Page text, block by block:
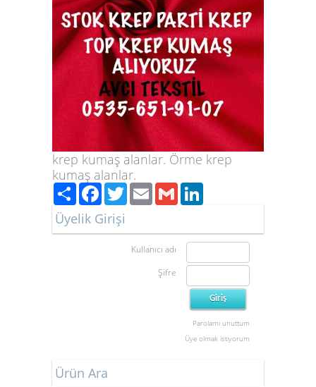
krep kumaş alanlar. Örme krep
kumaş alanlar.
PaylaşFacebook
TwitterEmailGmail
Üyelik Girişi
Kullanıcı adı
Şifre
Parolamı unuttum
Üye olmak istiyorum
Ürün Ara